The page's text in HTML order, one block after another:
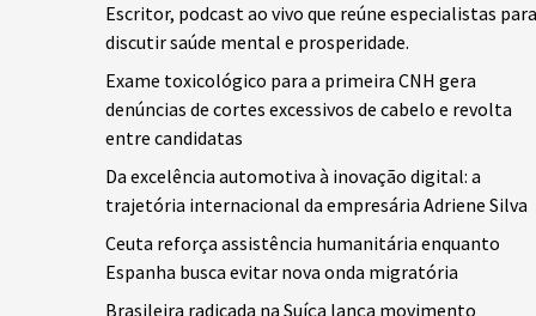
Escritor, podcast ao vivo que reúne especialistas para
discutir saúde mental e prosperidade.
Exame toxicológico para a primeira CNH gera
denúncias de cortes excessivos de cabelo e revolta
entre candidatas
Da excelência automotiva à inovação digital: a
trajetória internacional da empresária Adriene Silva
Ceuta reforça assistência humanitária enquanto
Espanha busca evitar nova onda migratória
Brasileira radicada na Suíça lança movimento